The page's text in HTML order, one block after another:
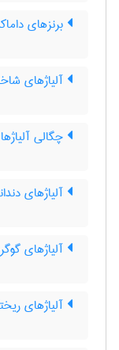
برنزهای
آلیاژهای
چگالی آلیاژها
آلیاژهای
آلیاژهای
آلیاژهای